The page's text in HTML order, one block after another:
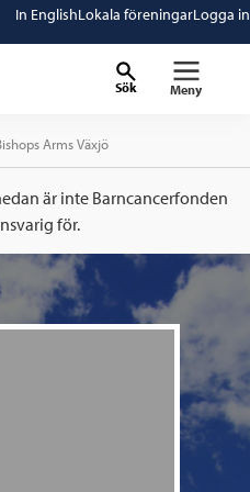
In EnglishLokala föreningarLogga in
Sök Meny
Arms Växjö
är inte Barncancerfonden
för.